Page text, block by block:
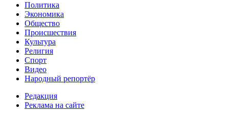
Политика
Экономика
Общество
Происшествия
Культура
Религия
Спорт
Видео
Народный репортёр
Редакция
Реклама на сайте